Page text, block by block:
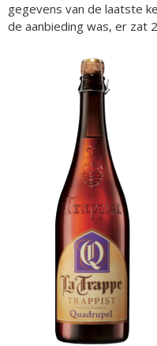
gegevens van de laatste
de aanbieding was, er zat